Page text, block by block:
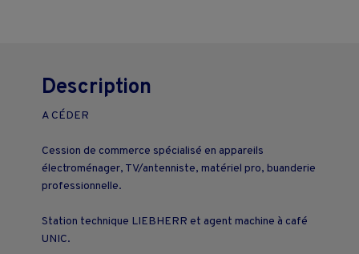
Description
A CÉDER
Cession de commerce spécialisé en appareils
électroménager, TV/antenniste, matériel pro, buanderie
professionnelle.
Station technique LIEBHERR et agent machine à café
UNIC.